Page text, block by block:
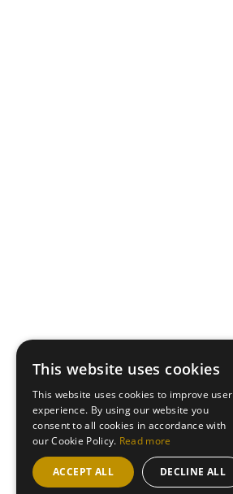
This website uses cookies
This website uses cookies to improve user
experience. By using our website you
consent to all cookies in accordance with
our Cookie Policy. Read more
ACCEPT ALL DECLINE ALL